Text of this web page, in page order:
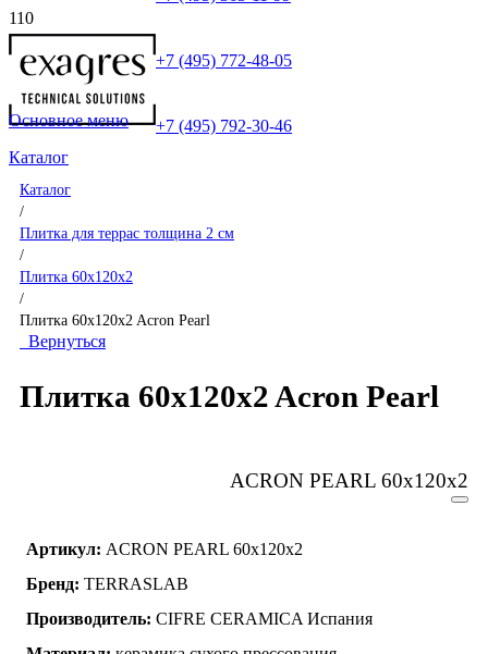
+7 (495) 772-48-05
+7 (495) 792-30-46
Основное меню
Каталог
Каталог
/
Плитка для террас толщина 2 см
/
Плитка 60x120x2
/
Плитка 60x120x2 Acron Pearl
Вернуться
Плитка 60x120x2 Acron Pearl
ACRON PEARL 60x120x2
Артикул: ACRON PEARL 60x120x2
Бренд: TERRASLAB
Производитель: CIFRE CERAMICA Испания